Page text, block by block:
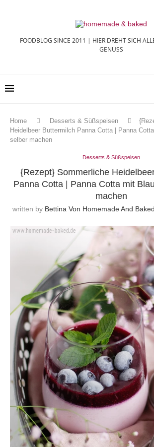
FOODBLOG SINCE 2011 | HIER DREHT SICH
GENUSS
Home Desserts & Süßspeisen
Heidelbeer Buttermilch Panna Cotta | Panna
selber machen
Desserts & Süßspeisen
{Rezept} Sommerliche
Panna Cotta | Panna Cotta mit
machen
written by Bettina Von Homemade And Baked